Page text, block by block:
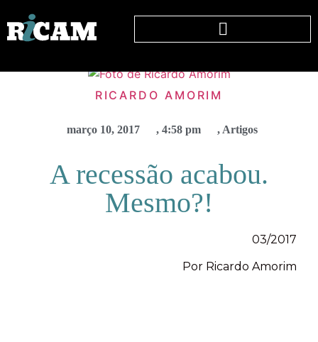
RICARDO AMORIM
março 10, 2017 , 4:58 pm , Artigos
A recessão acabou.
Mesmo?!
03/2017
Por Ricardo Amorim